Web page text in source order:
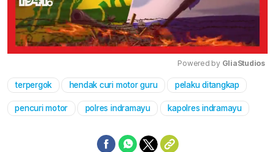
Mute
Powered by GliaStudios
terpergok hendak curi motor guru pelaku ditangkap
pencuri motor polres indramayu kapolres indramayu